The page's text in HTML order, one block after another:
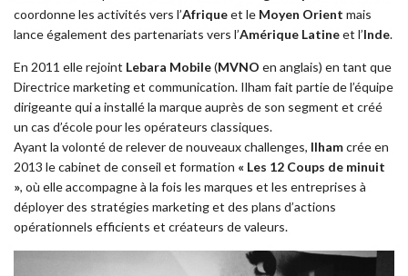
coordonne les activités vers l’Afriqueet le Moyen Orient mais
lance également des partenariats vers l’Amérique Latineet l’Inde.
En 2011 elle rejoint Lebara Mobile(MVNO en anglais) en tant que
Directrice marketing et communication. Ilham fait partie de l’équipe
dirigeante qui a installé la marque auprès de son segment et créé
un cas d’école pour les opérateurs classiques.
Ayant la volonté de relever de nouveaux challenges, Ilhamcrée en
2013 le cabinet de conseil et formation « Les 12 Coups de minuit
», où elle accompagne à la fois les marques et les entreprises à
déployer des stratégies marketing et des plans d’actions
opérationnels efficients et créateurs de valeurs.